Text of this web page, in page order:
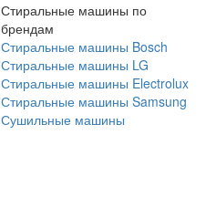
Стиральные машины по
брендам
Стиральные машины Bosch
Стиральные машины LG
Стиральные машины Electrolux
Стиральные машины Samsung
Сушильные машины